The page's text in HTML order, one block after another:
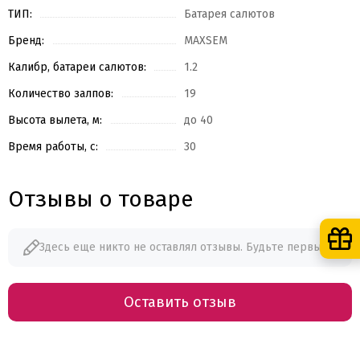
ТИП:
Батарея салютов
Бренд:
MAXSEM
Калибр, батареи салютов:
1.2
Количество залпов:
19
Высота вылета, м:
до 40
Время работы, с:
30
Отзывы о товаре
Здесь еще никто не оставлял отзывы. Будьте первым!
Оставить отзыв